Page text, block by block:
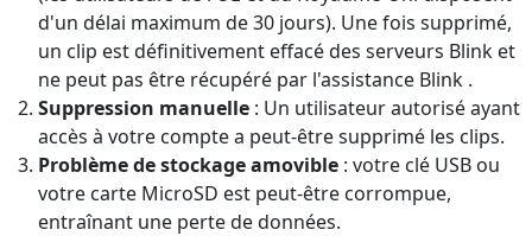
d'un délai maximum de 30 jours). Une fois supprimé,
un clip est définitivement effacé des serveurs Blink et
ne peut pas être récupéré par l'assistance Blink .
Suppression manuelle : Un utilisateur autorisé ayant
accès à votre compte a peut-être supprimé les clips.
Problème de stockage amovible : votre clé USB ou
votre carte MicroSD est peut-être corrompue,
entraînant une perte de données.